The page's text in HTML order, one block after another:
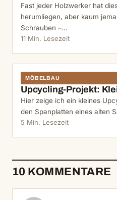
Fast jeder Holzwerker hat
herumliegen, aber kaum
Schrauben –…
11 Min. Lesezeit
MÖBELBAU
Upcycling-Projekt:
Hier zeige ich ein kleines
den Spanplatten eines alten
5 Min. Lesezeit
10 KOMMENTARE